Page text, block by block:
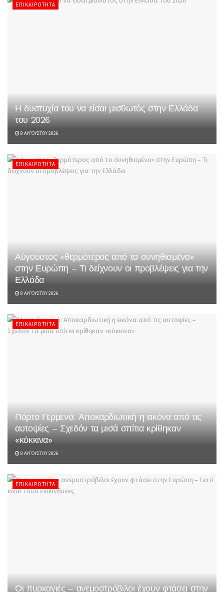
ΕΠΙΚΑΙΡΌΤΗΤΑ
Η δυστυχία του να είσαι μισθωτός στην Ελλάδα
του 2026
8 ΑΥΓΟΎΣΤΟΥ 2026
ΕΠΙΚΑΙΡΌΤΗΤΑ
Αύγουστος «θερμότερος από το συνηθισμένο»
στην Ευρώπη – Τι δείχνουν οι προβλέψεις για την
Ελλάδα
8 ΑΥΓΟΎΣΤΟΥ 2026
ΕΠΙΚΑΙΡΌΤΗΤΑ
Πόρτο Γερμενό: Αποκαρδιωτική η εικόνα από τις
αυτοψίες – Σχεδόν τα μισά σπίτια κρίθηκαν
«κόκκινα»
8 ΑΥΓΟΎΣΤΟΥ 2026
ΕΠΙΚΑΙΡΌΤΗΤΑ
Οι πυρκαγιές – ανεμοστρόβιλοι έχουν φτάσει στην